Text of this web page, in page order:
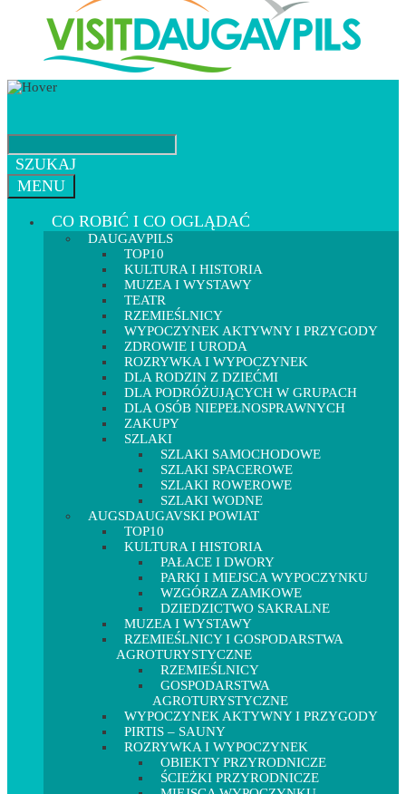
SZUKAJ
MENU
CO ROBIĆ I CO OGLĄDAĆ
DAUGAVPILS
TOP10
KULTURA I HISTORIA
MUZEA I WYSTAWY
TEATR
RZEMIEŚLNICY
WYPOCZYNEK AKTYWNY I PRZYGODY
ZDROWIE I URODA
ROZRYWKA I WYPOCZYNEK
DLA RODZIN Z DZIEĆMI
DLA PODRÓŻUJĄCYCH W GRUPACH
DLA OSÓB NIEPEŁNOSPRAWNYCH
ZAKUPY
SZLAKI
SZLAKI SAMOCHODOWE
SZLAKI SPACEROWE
SZLAKI ROWEROWE
SZLAKI WODNE
AUGSDAUGAVSKI POWIAT
TOP10
KULTURA I HISTORIA
PAŁACE I DWORY
PARKI I MIEJSCA WYPOCZYNKU
WZGÓRZA ZAMKOWE
DZIEDZICTWO SAKRALNE
MUZEA I WYSTAWY
RZEMIEŚLNICY I GOSPODARSTWA
AGROTURYSTYCZNE
RZEMIEŚLNICY
GOSPODARSTWA
AGROTURYSTYCZNE
WYPOCZYNEK AKTYWNY I PRZYGODY
PIRTIS – SAUNY
ROZRYWKA I WYPOCZYNEK
OBIEKTY PRZYRODNICZE
ŚCIEŻKI PRZYRODNICZE